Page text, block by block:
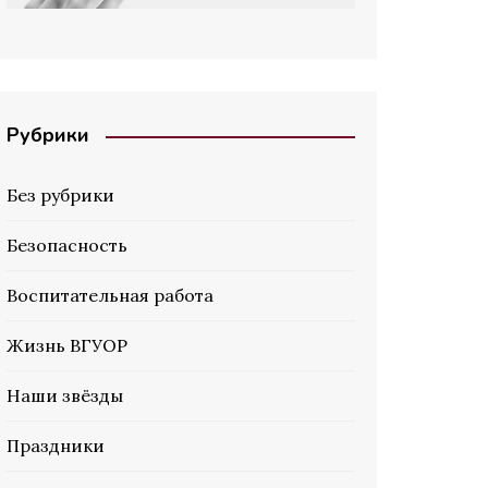
Рубрики
Без рубрики
Безопасность
Воспитательная работа
Жизнь ВГУОР
Наши звёзды
Праздники